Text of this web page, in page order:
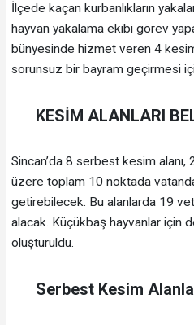
İlçede kaçan kurbanlıkların
hayvan yakalama ekibi görev
bünyesinde hizmet veren 4
sorunsuz bir bayram geçirmesi
KESİM ALANLARI
Sincan’da 8 serbest kesim
üzere toplam 10 noktada
getirebilecek. Bu alanlarda 19
alacak. Küçükbaş hayvanlar için
oluşturuldu.
Serbest Kesim